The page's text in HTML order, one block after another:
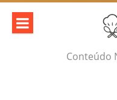
Skip
content
Conteúdo